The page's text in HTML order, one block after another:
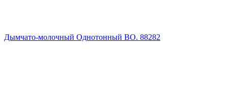
Дымчато-молочный Однотонный ВО. 88282